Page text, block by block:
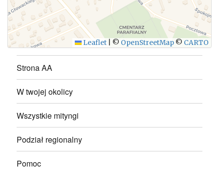
WYŚLIJ
Leaflet © OpenStreetMap © CARTO
Strona AA
W twojej okolicy
Wszystkie mityngi
Podział regionalny
Pomoc